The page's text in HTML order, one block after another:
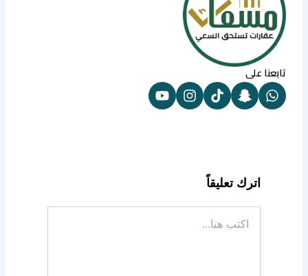
تابعنا على
اترك تعليقاً
هنا...